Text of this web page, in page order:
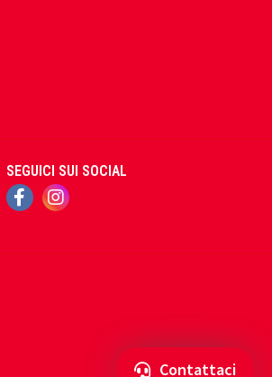
SEGUICI SUI SOCIAL
Contattaci